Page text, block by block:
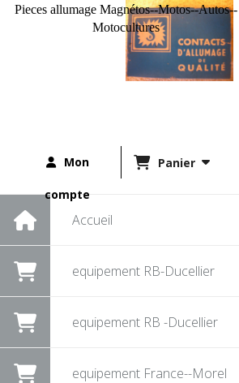
Pieces allumage Magnétos--Motos--Autos--
Motocultures
Mon
compte
Panier
Accueil
equipement RB-Ducellier
equipement RB -Ducellier
equipement France--Morel